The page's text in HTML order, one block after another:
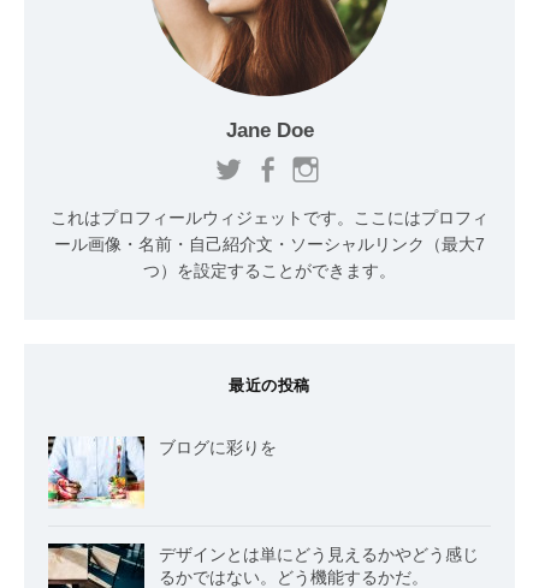
Jane Doe
これはプロフィールウィジェットです。ここにはプロフィ
ール画像・名前・自己紹介文・ソーシャルリンク（最大7
つ）を設定することができます。
最近の投稿
ブログに彩りを
デザインとは単にどう見えるかやどう感じ
るかではない。どう機能するかだ。